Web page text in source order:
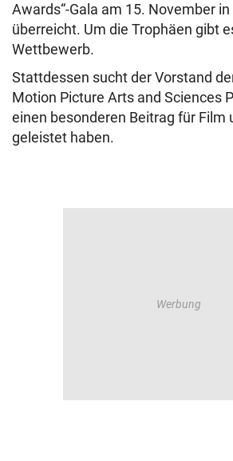
Awards“-Gala am 15. November
überreicht. Um die Trophäen gibt
Wettbewerb.
Stattdessen sucht der Vorstand
Motion Picture Arts and Sciences
einen besonderen Beitrag für Film
geleistet haben.